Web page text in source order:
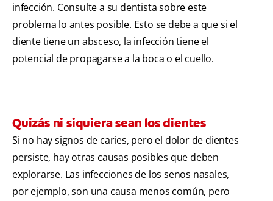
infección. Consulte a su dentista sobre este
problema lo antes posible. Esto se debe a que si el
diente tiene un absceso, la infección tiene el
potencial de propagarse a la boca o el cuello.
Quizás ni siquiera sean los dientes
Si no hay signos de caries, pero el dolor de dientes
persiste, hay otras causas posibles que deben
explorarse. Las infecciones de los senos nasales,
por ejemplo, son una causa menos común, pero